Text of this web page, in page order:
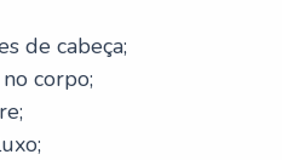
de cabeça;
corpo;